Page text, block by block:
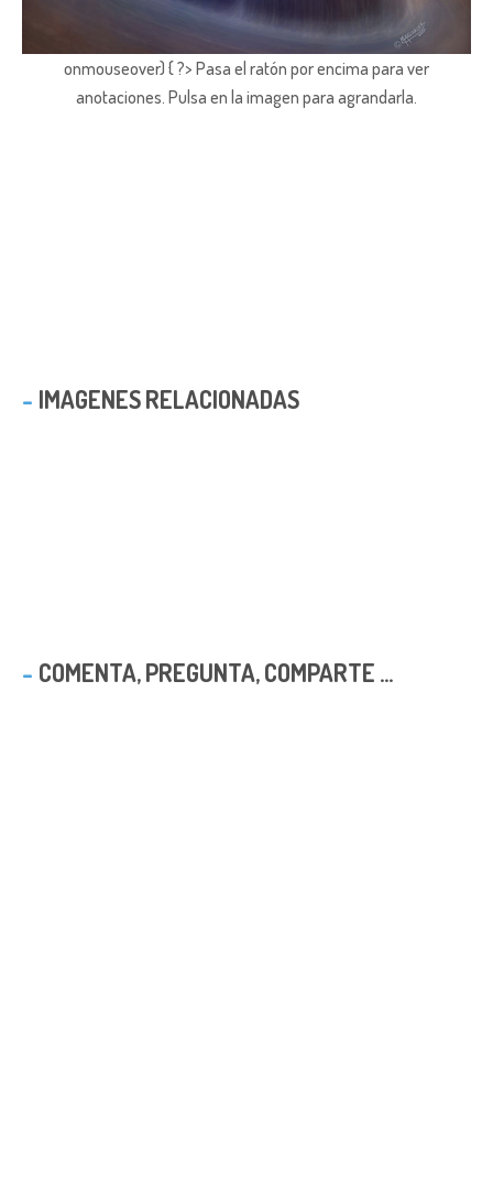
onmouseover) { ?> Pasa el ratón por encima para ver
anotaciones. Pulsa en la imagen para agrandarla.
IMAGENES RELACIONADAS
COMENTA, PREGUNTA, COMPARTE ...